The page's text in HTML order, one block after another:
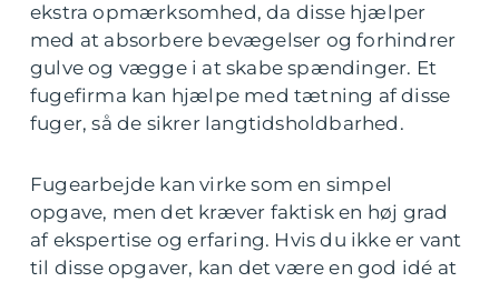
ekstra opmærksomhed, da disse hjælper
med at absorbere bevægelser og forhindrer
gulve og vægge i at skabe spændinger. Et
fugefirma kan hjælpe med tætning af disse
fuger, så de sikrer langtidsholdbarhed.
Fugearbejde kan virke som en simpel
opgave, men det kræver faktisk en høj grad
af ekspertise og erfaring. Hvis du ikke er vant
til disse opgaver, kan det være en god idé at